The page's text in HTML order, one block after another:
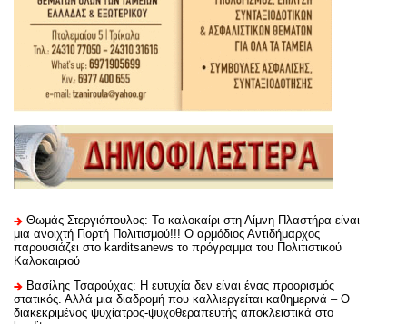
Θωμάς Στεργιόπουλος: Το καλοκαίρι στη Λίμνη Πλαστήρα είναι
μια ανοιχτή Γιορτή Πολιτισμού!!! Ο αρμόδιος Αντιδήμαρχος
παρουσιάζει στο karditsanews το πρόγραμμα του Πολιτιστικού
Καλοκαιριού
Βασίλης Τσαρούχας: Η ευτυχία δεν είναι ένας προορισμός
στατικός. Αλλά μια διαδρομή που καλλιεργείται καθημερινά – Ο
διακεκριμένος ψυχίατρος-ψυχοθεραπευτής αποκλειστικά στο